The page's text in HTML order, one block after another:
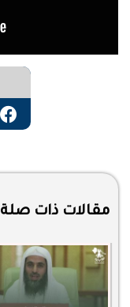
مقالات ذات صلة